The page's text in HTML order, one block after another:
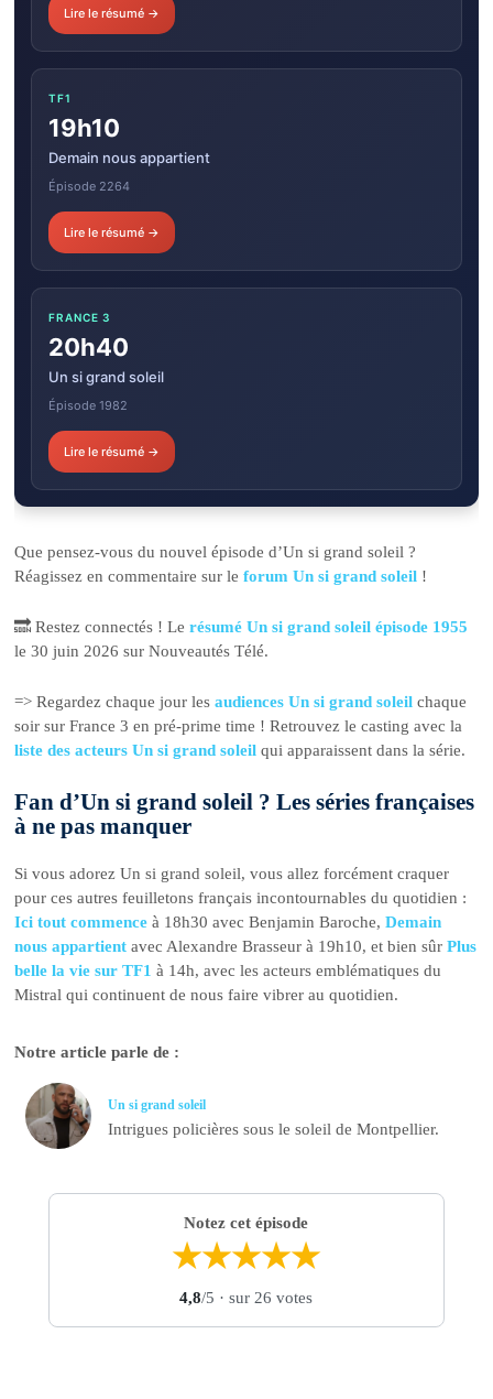
Lire le résumé →
TF1
19h10
Demain nous appartient
Épisode 2264
Lire le résumé →
FRANCE 3
20h40
Un si grand soleil
Épisode 1982
Lire le résumé →
Que pensez-vous du nouvel épisode d’Un si grand soleil ?
Réagissez en commentaire sur leforum Un si grand soleil !
🔜 Restez connectés ! Lerésumé Un si grand soleil épisode 1955
le 30 juin 2026 sur Nouveautés Télé.
=> Regardez chaque jour lesaudiences Un si grand soleil chaque
soir sur France 3 en pré-prime time ! Retrouvez le casting avec la
liste des acteurs Un si grand soleil qui apparaissent dans la série.
Fan d’Un si grand soleil ? Les séries françaises
à ne pas manquer
Si vous adorez Un si grand soleil, vous allez forcément craquer
pour ces autres feuilletons français incontournables du quotidien :
Ici tout commence à 18h30 avec Benjamin Baroche,Demain
nous appartient avec Alexandre Brasseur à 19h10, et bien sûrPlus
belle la vie sur TF1 à 14h, avec les acteurs emblématiques du
Mistral qui continuent de nous faire vibrer au quotidien.
Notre article parle de :
Un si grand soleil
Intrigues policières sous le soleil de Montpellier.
Notez cet épisode
★★★★★
4,8/5 · sur 26 votes